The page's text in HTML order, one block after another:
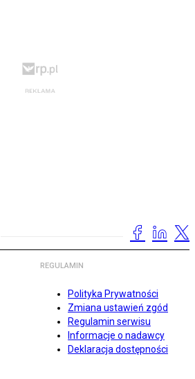
REGULAMIN
Polityka Prywatności
Zmiana ustawień zgód
Regulamin serwisu
Informacje o nadawcy
Deklaracja dostępności